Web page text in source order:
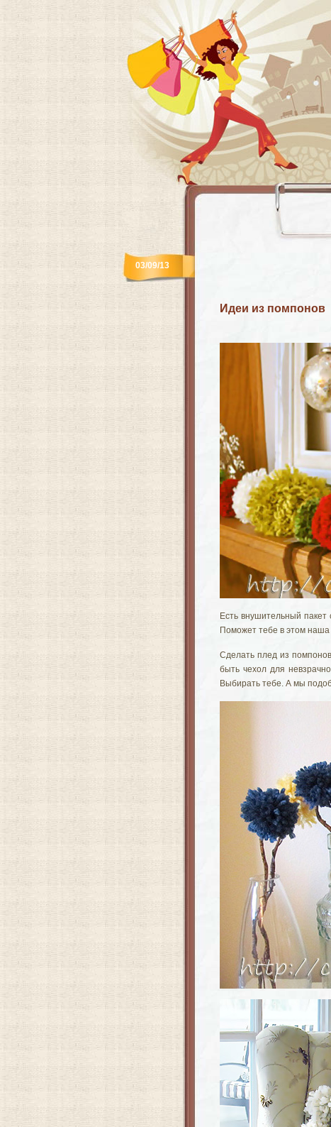
Идеи из помпонов
03/09/13
Есть внушительный пакет
Поможет тебе в этом
Сделать плед из
быть чехол для
Выбирать тебе. А мы